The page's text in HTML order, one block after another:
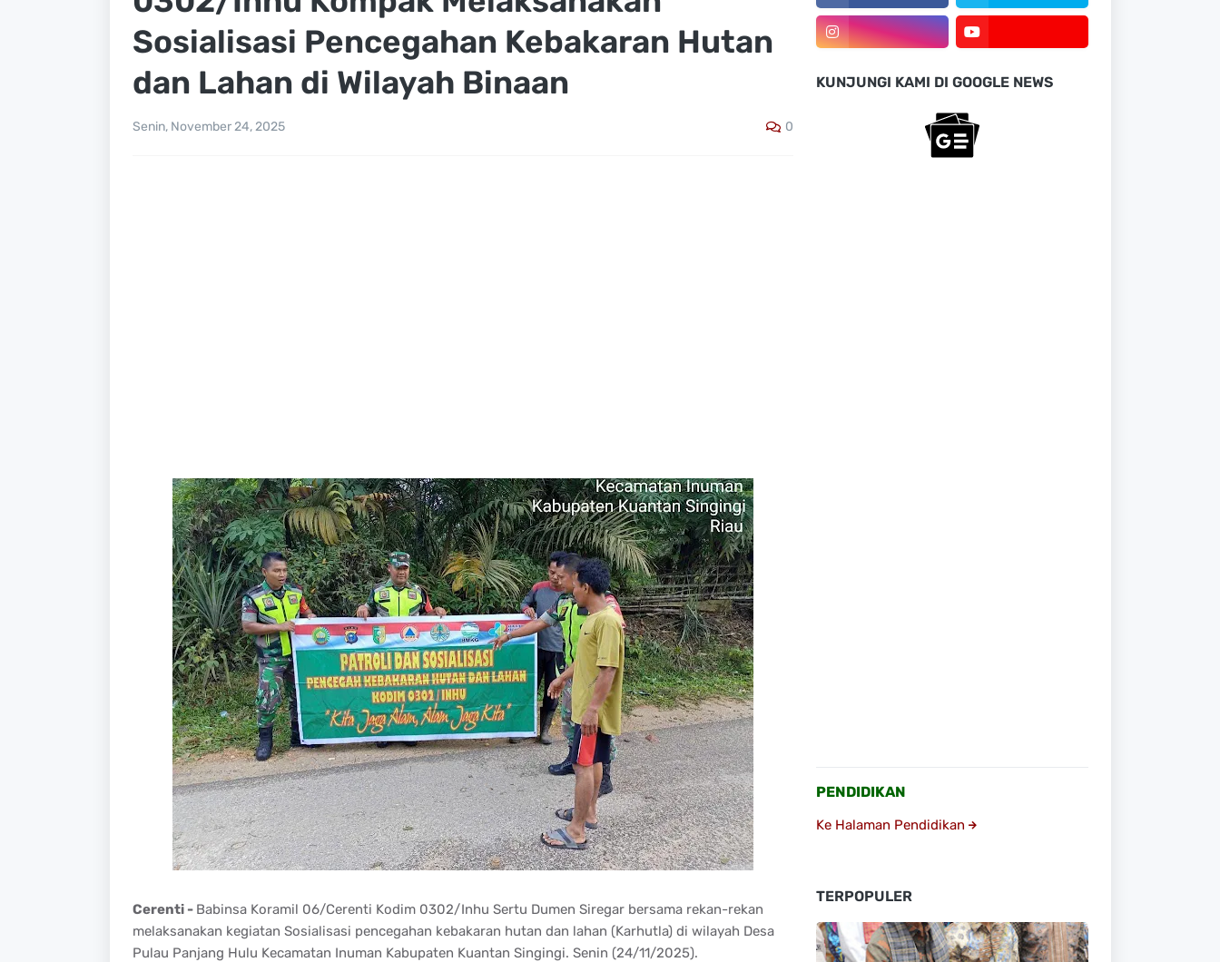
Sosialisasi Pencegahan Kebakaran Hutan
dan Lahan di Wilayah Binaan
Senin, November 24, 2025 0
Cerenti - Babinsa Koramil 06/Cerenti Kodim 0302/Inhu Sertu Dumen Siregar bersama rekan-rekan
melaksanakan kegiatan Sosialisasi pencegahan kebakaran hutan dan lahan (Karhutla) di wilayah Desa
Pulau Panjang Hulu Kecamatan Inuman Kabupaten Kuantan Singingi. Senin (24/11/2025).
KUNJUNGI KAMI DI GOOGLE NEWS
PENDIDIKAN
Ke Halaman Pendidikan
TERPOPULER